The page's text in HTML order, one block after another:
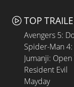
TOP
Avengers 5:
Spider-Man
Jumanji:
Resident Evil
Mayday